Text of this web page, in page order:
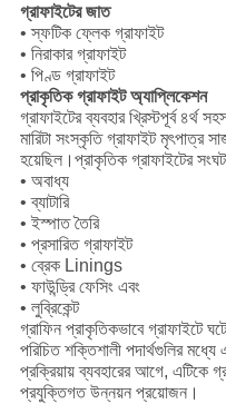
গ্রাফাইটের জাত
• স্ফটিক ফ্লেক গ্রাফাইট
• নিরাকার গ্রাফাইট
• পিণ্ড গ্রাফাইট
প্রাকৃতিক গ্রাফাইট অ্যাপ্লিকেশন
গ্রাফাইটের ব্যবহার খ্রিস্টপূর্ব ৪র্থ
মারিটা সংস্কৃতি গ্রাফাইট মৃৎপাত্র
হয়েছিল।প্রাকৃতিক গ্রাফাইটের
• অবাধ্য
• ব্যাটারি
• ইস্পাত তৈরি
• প্রসারিত গ্রাফাইট
• ব্রেক Linings
• ফাউন্ড্রি ফেসিং এবং
• লুব্রিকেন্ট
গ্রাফিন প্রাকৃতিকভাবে গ্রাফাইটে
পরিচিত শক্তিশালী পদার্থগুলির মধ্যে
প্রক্রিয়ায় ব্যবহারের আগে, এটিকে
প্রযুক্তিগত উন্নয়ন প্রয়োজন।